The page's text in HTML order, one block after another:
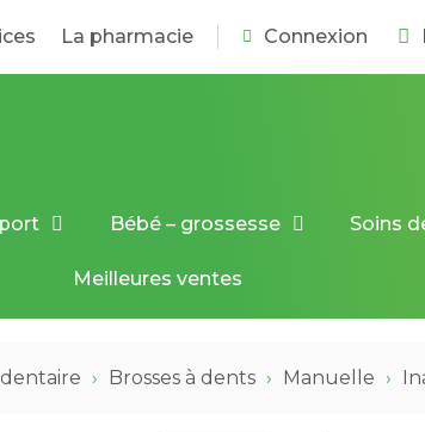
La pharmacie Connexion
Bébé – grossesse Soins
Meilleures ventes
Brosses à dents Manuelle